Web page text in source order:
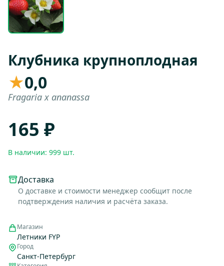
Клубника крупноплодная
★0,0
Fragaria x ananassa
165 ₽
В наличии: 999 шт.
Доставка
О доставке и стоимости менеджер сообщит после
подтверждения наличия и расчёта заказа.
Магазин
Летники FYP
Город
Санкт-Петербург